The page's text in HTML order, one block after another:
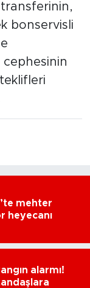
transferinin,
bonservisli
mehter
heyecanı
alarmı!